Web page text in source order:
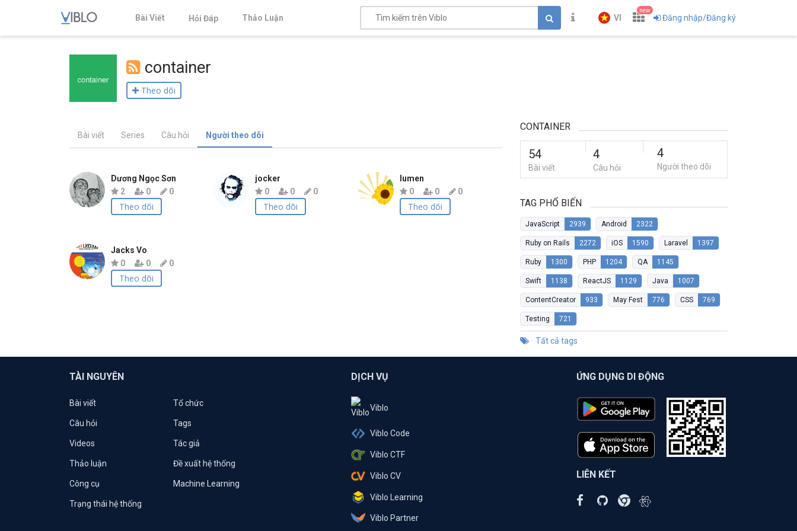
Bài Viết Hỏi Đáp Thảo Luận VI
new
Đăng nhập/Đăng ký
container
Theo dõi
Bài viết Series Câu hỏi Người theo dõi
Dương Ngọc Sơn
2
0 0
Theo dõi
jocker
0
0 0
Theo dõi
lumen
0
0 0
Theo dõi
Jacks Vo
0
0 0
Theo dõi
CONTAINER
54
Bài viết
4
Câu hỏi
4
Người theo dõi
TAG PHỔ BIẾN
JavaScript 2939 Android 2322
Ruby on Rails 2272 iOS 1590 Laravel 1397
Ruby 1300 PHP 1204 QA 1145
Swift 1138 ReactJS 1129 Java 1007
ContentCreator 933 May Fest 776 CSS 769
Testing 721
Tất cả tags
TÀI NGUYÊN
Bài viết Tổ chức
Câu hỏi Tags
Videos Tác giả
Thảo luận Đề xuất hệ thống
Công cụ Machine Learning
Trạng thái hệ thống
DỊCH VỤ
Viblo
Viblo Code
Viblo CTF
Viblo CV
Viblo Learning
Viblo Partner
ỨNG DỤNG DI ĐỘNG
LIÊN KẾT